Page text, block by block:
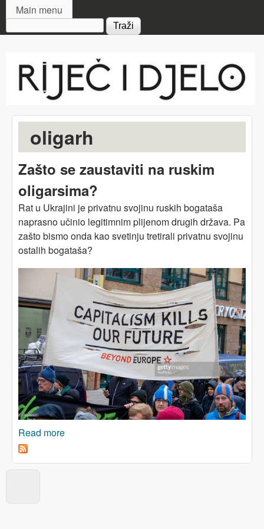
MAIN MENU
Main menu
Search form
i djelo
oligarh
Zašto se zaustaviti na ruskim
oligarsima?
Rat u Ukrajini je privatnu svojinu ruskih bogataša
naprasno učinio legitimnim plijenom drugih država. Pa
zašto bismo onda kao svetinju tretirali privatnu svojinu
ostalih bogataša?
Read more